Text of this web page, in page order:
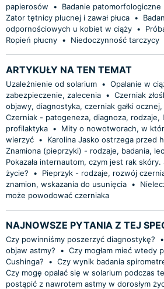
papierosów
• Badanie patomorfologiczne
Zator tętnicy płucnej i zawał płuca •
odpornościowych u kobiet w ciąży •
Ropień płucny • Niedoczynność tarczycy
ARTYKUŁY NA TEN TEMAT
Uzależnienie od solarium • Opalanie w
zabezpieczenie, zalecenia • Czerniak
objawy, diagnostyka, czerniak gałki
Czerniak - patogeneza, diagnoza, rodzaje,
profilaktyka •
Mity o nowotworach, w
wierzyć • Karolina Jasko ostrzega przed
Znamiona (pieprzyki) - rodzaje, badania,
Pokazała internautom, czym jest rak
życie?
•
Pieprzyk - rodzaje, rozwój
znamion, wskazania do usunięcia •
może powodować czerniaka
NAJNOWSZE PYTANIA Z TEJ
Czy powinniśmy poszerzyć diagnostykę? •
objaw astmy?
• Czy mogłam mieć wtedy
Cushinga?
• Czy wynik badania
Czy mogę opalać się w solarium podczas
postąpić z nawrotem astmy w dorosłym